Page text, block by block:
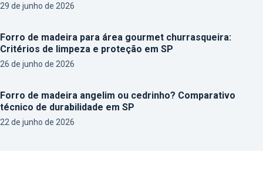
29 de junho de 2026
Forro de madeira para área gourmet churrasqueira:
Critérios de limpeza e proteção em SP
26 de junho de 2026
Forro de madeira angelim ou cedrinho? Comparativo
técnico de durabilidade em SP
22 de junho de 2026